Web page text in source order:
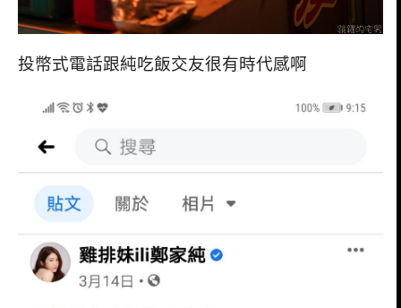
投幣式電話跟純吃飯交友很有時代感啊